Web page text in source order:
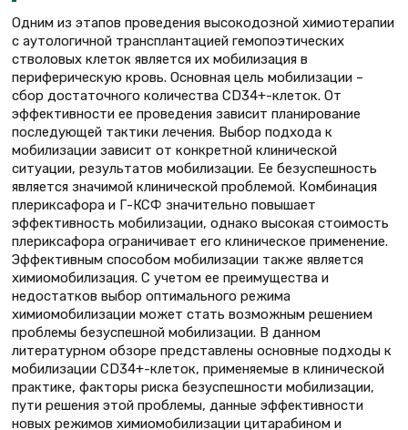
Одним из этапов проведения высокодозной химиотерапии
с аутологичной трансплантацией гемопоэтических
стволовых клеток является их мобилизация в
периферическую кровь. Основная цель мобилизации –
сбор достаточного количества CD34+-клеток. От
эффективности ее проведения зависит планирование
последующей тактики лечения. Выбор подхода к
мобилизации зависит от конкретной клинической
ситуации, результатов мобилизации. Ее безуспешность
является значимой клинической проблемой. Комбинация
плериксафора и Г-КСФ значительно повышает
эффективность мобилизации, однако высокая стоимость
плериксафора ограничивает его клиническое применение.
Эффективным способом мобилизации также является
химиомобилизация. С учетом ее преимущества и
недостатков выбор оптимального режима
химиомобилизации может стать возможным решением
проблемы безуспешной мобилизации. В данном
литературном обзоре представлены основные подходы к
мобилизации CD34+-клеток, применяемые в клинической
практике, факторы риска безуспешности мобилизации,
пути решения этой проблемы, данные эффективности
новых режимов химиомобилизации цитарабином и